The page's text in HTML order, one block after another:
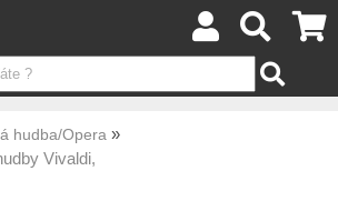
hudba/Opera
Vivaldi,